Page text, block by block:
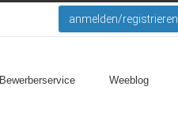
anmelden/registrieren
Bewerberservice Weeblog